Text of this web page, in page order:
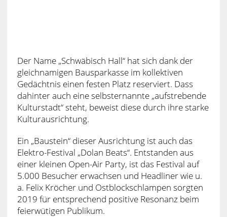
Der Name „Schwäbisch Hall“ hat sich dank der
gleichnamigen Bausparkasse im kollektiven
Gedächtnis einen festen Platz reserviert. Dass
dahinter auch eine selbsternannte „aufstrebende
Kulturstadt“ steht, beweist diese durch ihre starke
Kulturausrichtung.
Ein „Baustein“ dieser Ausrichtung ist auch das
Elektro-Festival „Dolan Beats“. Entstanden aus
einer kleinen Open-Air Party, ist das Festival auf
5.000 Besucher erwachsen und Headliner wie u.
a. Felix Kröcher und Ostblockschlampen sorgten
2019 für entsprechend positive Resonanz beim
feierwütigen Publikum.